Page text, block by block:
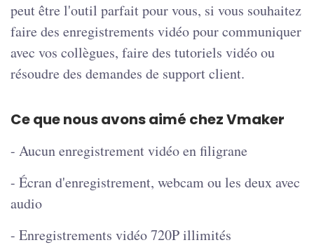
peut être l'outil parfait pour vous, si vous souhaitez
faire des enregistrements vidéo pour communiquer
avec vos collègues, faire des tutoriels vidéo ou
résoudre des demandes de support client.
Ce que nous avons aimé chez Vmaker
- Aucun enregistrement vidéo en filigrane
- Écran d'enregistrement, webcam ou les deux avec
audio
- Enregistrements vidéo 720P illimités